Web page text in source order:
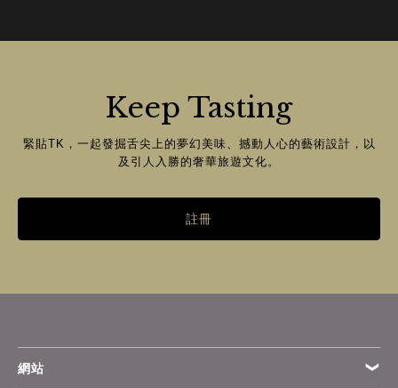
Keep Tasting
緊貼TK，一起發掘舌尖上的夢幻美味、撼動人心的藝術設計，以
及引人入勝的奢華旅遊文化。
註冊
網站